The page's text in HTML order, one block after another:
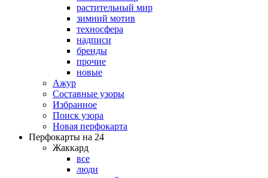
растительный мир
зимний мотив
техносфера
надписи
бренды
прочие
новые
Ажур
Составные узоры
Избранное
Поиск узора
Новая перфокарта
Перфокарты на 24
Жаккард
все
люди